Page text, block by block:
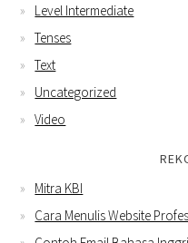
Level Intermediate
Tenses
Text
Uncategorized
Video
Mitra KBI
Cara Menulis Website